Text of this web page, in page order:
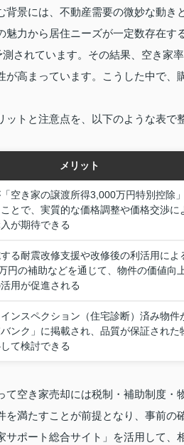
背景には、不動産需要の微妙な動
魅力から居住ニーズが一定数存在す
されています。その結果、空き家
が高まっています。こうした中で
トと注意点を、以下のような表で
メリット
空き家の譲渡所得3,000万円特別控除
とで、実質的な価格調整や価格交渉に
が期待できる
る耐震改修支援や改修後の利活用によ
円の補助などを通じて、物件の価値向
用が促進される
ンスペクション（住宅診断）済み物件
バンク」に掲載され、品質が保証された
て検討できる
て空き家売却には税制・補助制度
を満たすことが前提となり、事前の
サポート総合サイト」を活用して